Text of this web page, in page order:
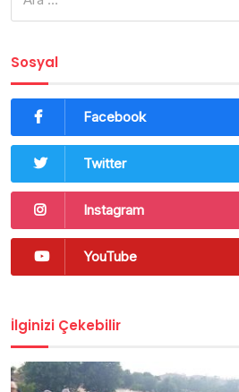
Sosyal
Facebook
Twitter
Instagram
YouTube
İlginizi Çekebilir